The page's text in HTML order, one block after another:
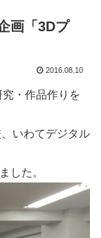
画「3Dプ
2016.08.10
・作品作りを
いわてデジタル
した。